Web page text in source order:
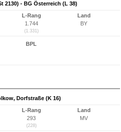
2130) - BG Österreich (L 38)
L-Rang
1.744
(1.331)
Land
BY
BPL
Dorfstraße (K 16)
L-Rang
293
(228)
Land
MV